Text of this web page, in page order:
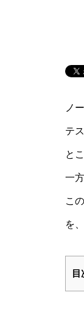
ノ
テ
と
一
こ
を
目